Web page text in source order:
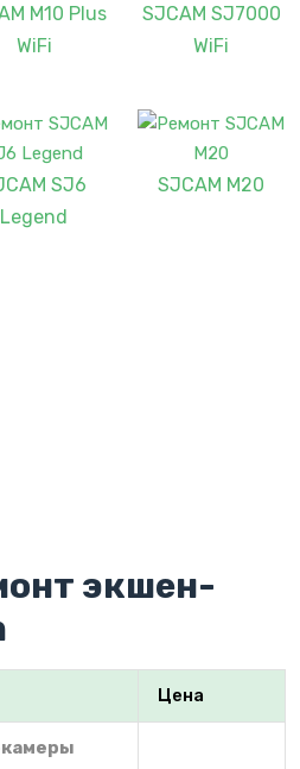
M10 Plus
WiFi
SJCAM SJ7000
WiFi
SJ6
Legend
SJCAM M20
экшен-
Цена